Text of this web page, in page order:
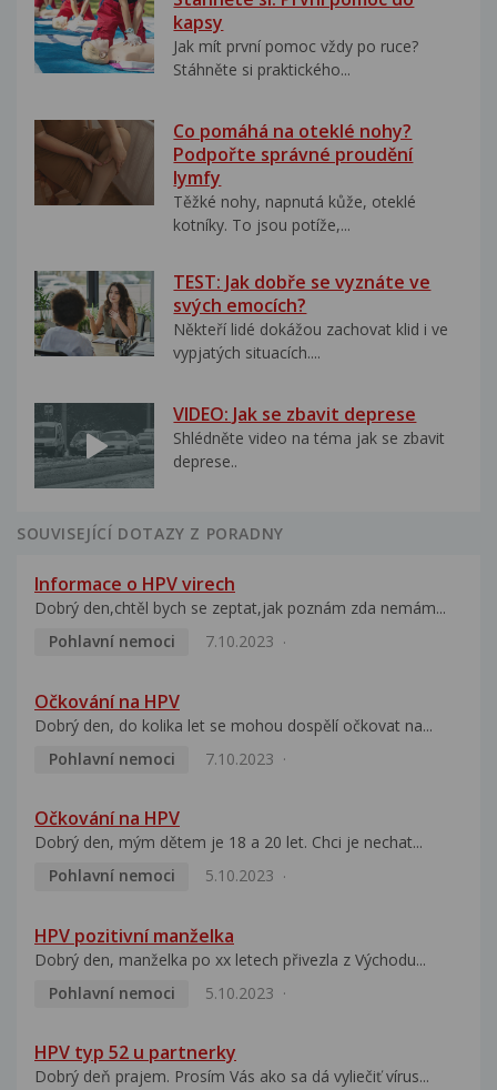
kapsy
Jak mít první pomoc vždy po ruce?
Stáhněte si praktického...
Co pomáhá na oteklé nohy?
Podpořte správné proudění
lymfy
Těžké nohy, napnutá kůže, oteklé
kotníky. To jsou potíže,...
TEST: Jak dobře se vyznáte ve
svých emocích?
Někteří lidé dokážou zachovat klid i ve
vypjatých situacích....
VIDEO: Jak se zbavit deprese
Shlédněte video na téma jak se zbavit
deprese..
SOUVISEJÍCÍ DOTAZY Z PORADNY
Informace o HPV virech
Dobrý den,chtěl bych se zeptat,jak poznám zda nemám...
Pohlavní nemoci
7.10.2023
Očkování na HPV
Dobrý den, do kolika let se mohou dospělí očkovat na...
Pohlavní nemoci
7.10.2023
Očkování na HPV
Dobrý den, mým dětem je 18 a 20 let. Chci je nechat...
Pohlavní nemoci
5.10.2023
HPV pozitivní manželka
Dobrý den, manželka po xx letech přivezla z Východu...
Pohlavní nemoci
5.10.2023
HPV typ 52 u partnerky
Dobrý deň prajem. Prosím Vás ako sa dá vyliečiť vírus...